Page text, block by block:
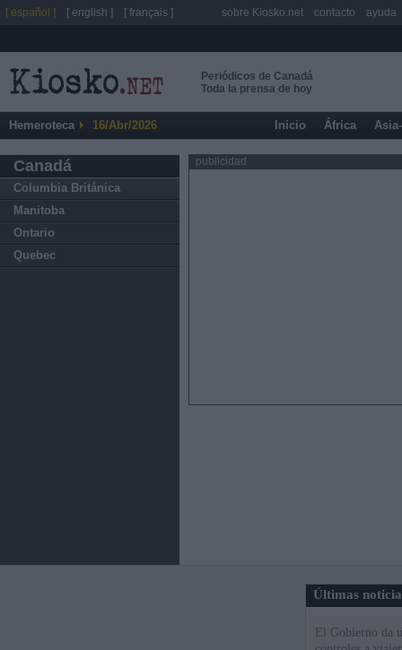
Periódicos de Canadá
Toda la prensa de hoy
Hemeroteca 16/Abr/2026 Inicio África
Canadá
Columbia Británica
Manitoba
Ontario
Quebec
publicidad
Últimas
El Gobierno da
[ español ] [ english ] [ français ] sobre Kiosko.net contacto ayuda